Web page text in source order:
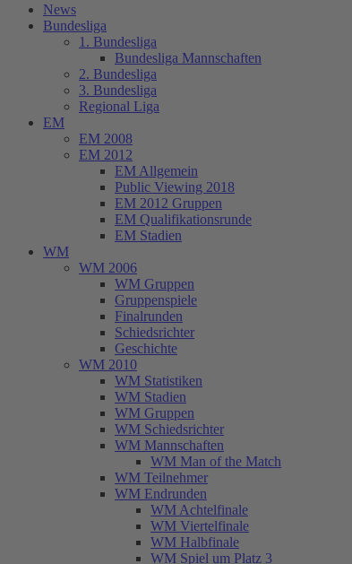
News
Bundesliga
1. Bundesliga
Bundesliga Mannschaften
2. Bundesliga
3. Bundesliga
Regional Liga
EM
EM 2008
EM 2012
EM Allgemein
Public Viewing 2018
EM 2012 Gruppen
EM Qualifikationsrunde
EM Stadien
WM
WM 2006
WM Gruppen
Gruppenspiele
Finalrunden
Schiedsrichter
Geschichte
WM 2010
WM Statistiken
WM Stadien
WM Gruppen
WM Schiedsrichter
WM Mannschaften
WM Man of the Match
WM Teilnehmer
WM Endrunden
WM Achtelfinale
WM Viertelfinale
WM Halbfinale
WM Spiel um Platz 3